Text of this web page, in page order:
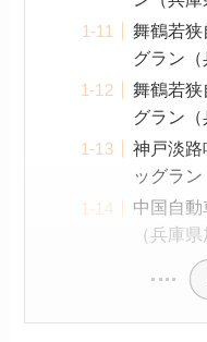
舞鶴若狭
グラン（
舞鶴若狭
グラン（
神戸淡路
ッグラン
中国自
（兵庫県